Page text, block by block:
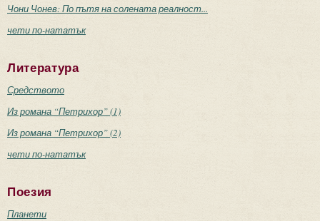
Чони Чонев: По пътя на солената реалност...
чети по-нататък
Литература
Средството
Из романа “Петрихор” (1)
Из романа “Петрихор” (2)
чети по-нататък
Поезия
Планети